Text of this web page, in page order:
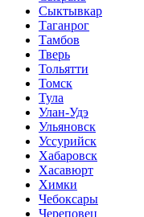
Сыктывкар
Таганрог
Тамбов
Тверь
Тольятти
Томск
Тула
Улан-Удэ
Ульяновск
Уссурийск
Хабаровск
Хасавюрт
Химки
Чебоксары
Череповец